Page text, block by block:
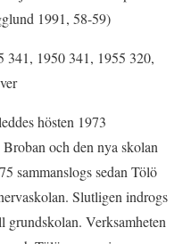
1991, 58-59)
341, 1950 341, 1955 320,
hösten 1973
och den nya skolan
sammanslogs sedan Tölö
Slutligen indrogs
grundskolan. Verksamheten